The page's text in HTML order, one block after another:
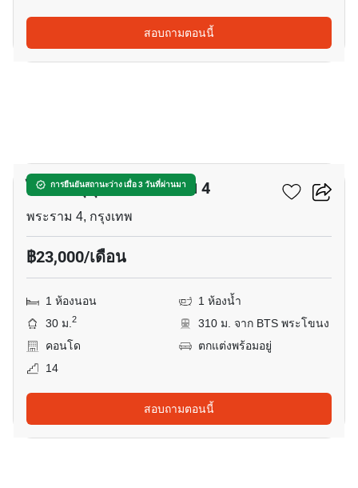
สอบถามตอนนี้
การยืนยันสถานะว่าง เมื่อ 3 วันที่ผ่านมา
ไอดีโอ สุขุมวิท - พระราม 4
พระราม 4, กรุงเทพ
฿23,000/เดือน
1 ห้องนอน
1 ห้องน้ำ
30 ม.2
310 ม. จาก BTS พระโขนง
คอนโด
ตกแต่งพร้อมอยู่
14
สอบถามตอนนี้